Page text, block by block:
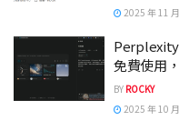
2025 年 11
Perplexity
免費使用
BY ROCKY
2025 年 10